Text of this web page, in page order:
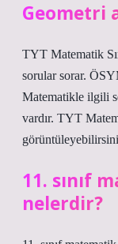
Geometri
TYT Matematik
sorular sorar.
Matematikle ilgili
vardır. TYT
11. sınıf
nelerdir?